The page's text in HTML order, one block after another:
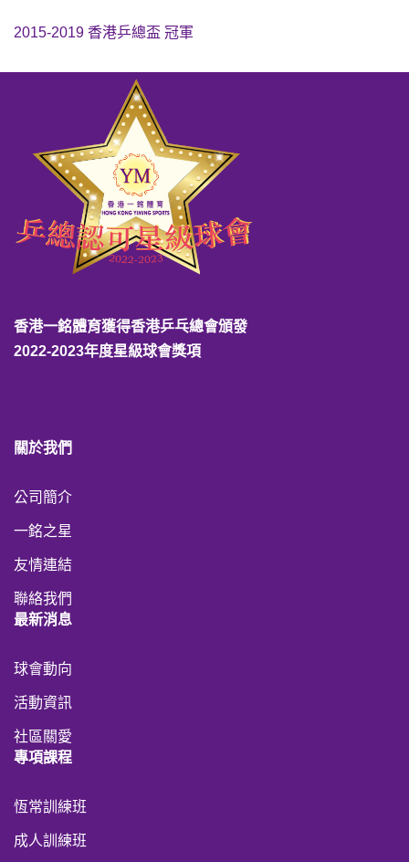
2015-2019 香港乒總盃 冠軍
香港一銘體育獲得香港乒乓總會頒發
2022-2023年度星級球會獎項
關於我們
公司簡介
一銘之星
友情連結
聯絡我們
最新消息
球會動向
活動資訊
社區關愛
專項課程
恆常訓練班
成人訓練班